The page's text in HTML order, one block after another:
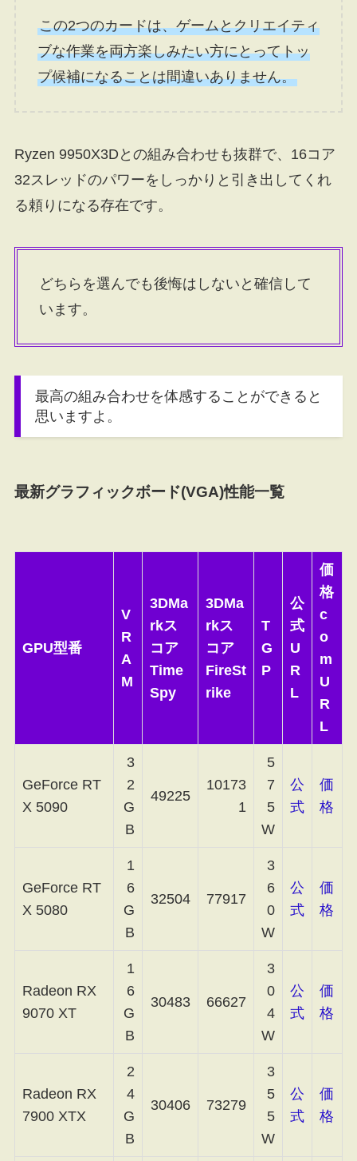
この2つのカードは、ゲームとクリエイティ
ブな作業を両方楽しみたい方にとってトッ
プ候補になることは間違いありません。
Ryzen 9950X3Dとの組み合わせも抜群で、16コア
32スレッドのパワーをしっかりと引き出してくれ
る頼りになる存在です。
どちらを選んでも後悔はしないと確信して
います。
最高の組み合わせを体感することができると
思いますよ。
最新グラフィックボード(VGA)性能一覧
GPU型番
V
R
A
M
3DMa
rkス
コア
Time
Spy
3DMa
rkス
コア
FireSt
rike
T
G
P
公
式
U
R
L
価
格
c
o
m
U
R
L
GeForce RT
X 5090
3
2
G
B
49225
10173
1
5
7
5
W
公
式
価
格
GeForce RT
X 5080
1
6
G
B
32504 77917
3
6
0
W
公
式
価
格
Radeon RX
9070 XT
1
6
G
B
30483 66627
3
0
4
W
公
式
価
格
Radeon RX
7900 XTX
2
4
G
B
30406 73279
3
5
5
W
公
式
価
格